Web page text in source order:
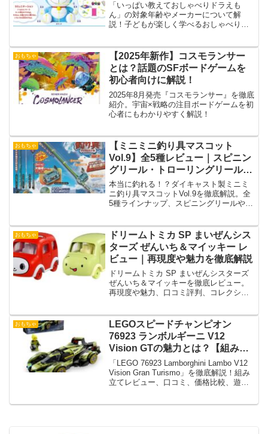
「いっぱい教えておしゃべりドラえも
ん」の対象年齢やメーカーについて解
説！子どもが楽しく学べるおしゃべりド
おもちゃ
【2025年新作】コスモランサー
とは？話題のSFボードゲームを
初心者向けに解説！
2025年8月発売『コスモランサー』を徹底
紹介。宇宙×戦略の注目ボードゲームを初
心者にもわかりやすく解説！
おもちゃ
【ミニミニ釣り具マスコット
Vol.9】全5種レビュー｜スピニン
グリール・トローリングリールの
魅力とコンプ価値を徹底解説
本当に釣れる！？ダイキャスト製ミニミ
ニ釣り具マスコットVol.9を徹底解説。全
5種ラインナップ、スピニングリールやト
おもちゃ
ドリームトミカ SP まいぜんシス
ターズ ぜんいち＆マイッキー レ
ビュー｜再現度や魅力を徹底解説
ドリームトミカ SP まいぜんシスターズ
ぜんいち＆マイッキーを徹底レビュー。
再現度や魅力、口コミ評判、コレクショ
おもちゃ
LEGOスピードチャンピオン
76923 ランボルギーニ V12
Vision GTの魅力とは？【組み立
て＆遊び方】
「LEGO 76923 Lamborghini Lambo V12
Vision Gran Turismo」を徹底解説！組み
立てレビュー、口コミ、価格比較、遊び